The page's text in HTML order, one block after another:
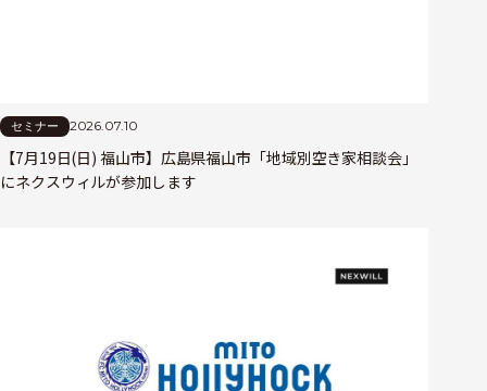
セミナー 2026.07.10
【7月19日(日) 福山市】広島県福山市「地域別空き家相談会」
にネクスウィルが参加します